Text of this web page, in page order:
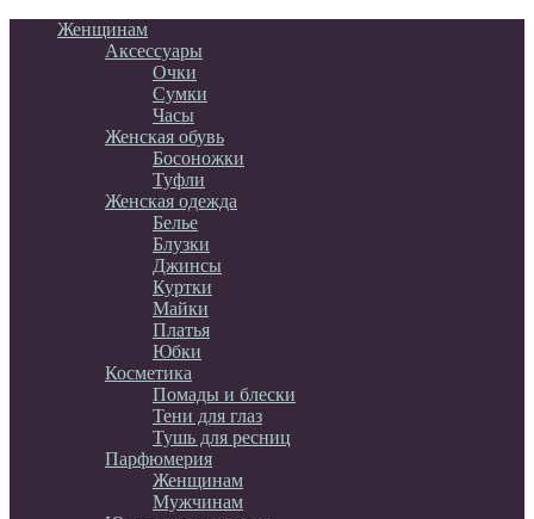
Женщинам
Аксессуары
Очки
Сумки
Часы
Женская обувь
Босоножки
Туфли
Женская одежда
Белье
Блузки
Джинсы
Куртки
Майки
Платья
Юбки
Косметика
Помады и блески
Тени для глаз
Тушь для ресниц
Парфюмерия
Женщинам
Мужчинам